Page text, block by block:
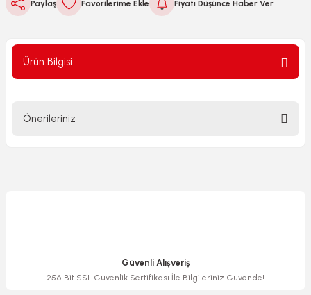
Paylaş Fiyatı Düşünce Haber Ver
Ürün Bilgisi
Önerileriniz
Ürün bilgilerinde hatalar bulunuyor.
Güvenli Alışveriş
256 Bit SSL Güvenlik Sertifikası İle Bilgileriniz Güvende!